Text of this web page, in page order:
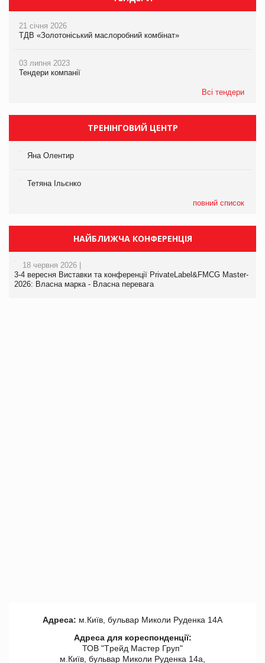
21 січня 2026
ТДВ «Золотоніський маслоробний комбінат»
03 липня 2023
Тендери компанії
Всі тендери
ТРЕНІНГОВИЙ ЦЕНТР
Яна Олентир
Тетяна Ільєнко
повний список
НАЙБЛИЖЧА КОНФЕРЕНЦІЯ
18 червня 2026 |
3-4 вересня Виставки та конференції PrivateLabel&FMCG Master-
2026: Власна марка - Власна перевага
Адреса: м.Київ, бульвар Миколи Руденка 14А
Адреса для кореспонденції:
ТОВ "Tрейд Мастер Груп"
м.Київ, бульвар Миколи Руденка 14а,